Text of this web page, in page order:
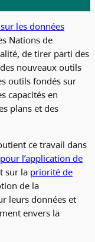
les données
Nations de
de tirer parti des
nouveaux outils
outils fondés sur
capacités en
plans et des
ce travail dans
l’application de
sur la priorité de
de la
leurs données et
envers la